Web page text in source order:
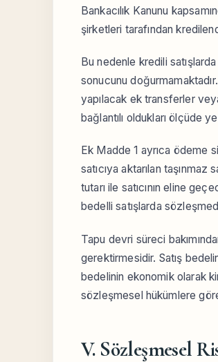
Bankacılık Kanunu
şirketleri tarafından
Bu nedenle kredili
sonucunu
yapılacak ek transferler
bağlantılı oldukları ölçüde
Ek Madde 1 ayrıca ödeme
satıcıya aktarılan
tutarı ile satıcının eline
bedelli satışlarda
Tapu devri süreci
gerektirmesidir. Satış
bedelinin ekonomik olarak
sözleşmesel hükümlere
V. Sözleşmesel